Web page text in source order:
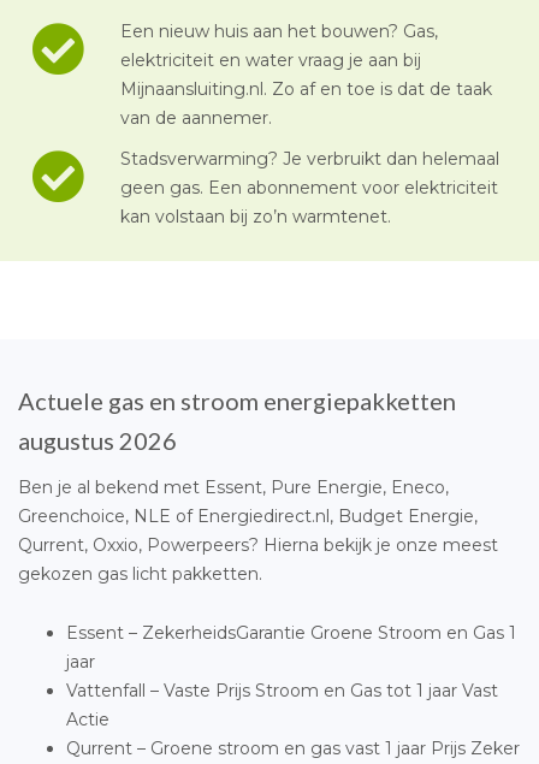
Een nieuw huis aan het bouwen? Gas,
elektriciteit en water vraag je aan bij
Mijnaansluiting.nl. Zo af en toe is dat de taak
van de aannemer.
Stadsverwarming? Je verbruikt dan helemaal
geen gas. Een abonnement voor elektriciteit
kan volstaan bij zo’n warmtenet.
Actuele gas en stroom energiepakketten
augustus 2026
Ben je al bekend met Essent, Pure Energie, Eneco,
Greenchoice, NLE of Energiedirect.nl, Budget Energie,
Qurrent, Oxxio, Powerpeers? Hierna bekijk je onze meest
gekozen gas licht pakketten.
Essent – ZekerheidsGarantie Groene Stroom en Gas 1
jaar
Vattenfall – Vaste Prijs Stroom en Gas tot 1 jaar Vast
Actie
Qurrent – Groene stroom en gas vast 1 jaar Prijs Zeker